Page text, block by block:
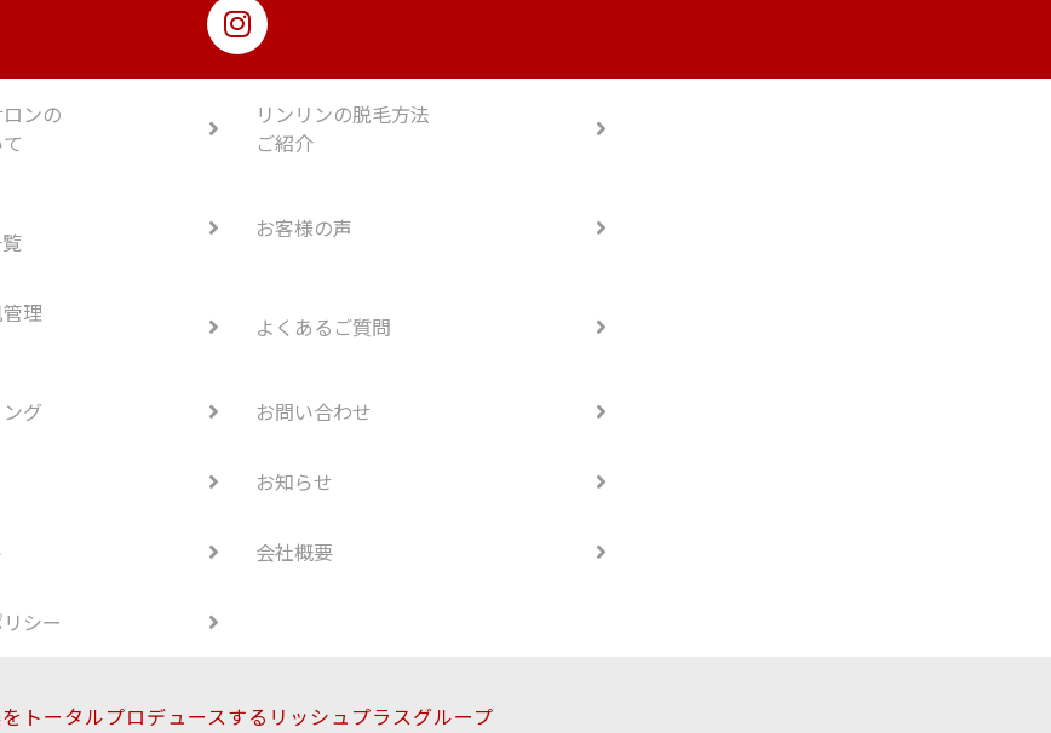
ンの
リンリンの脱毛方法
ご紹介
お客様の声
理
よくあるご質問
グ お問い合わせ
お知らせ
会社概要
シー
トータルプロデュースするリッシュプラスグループ